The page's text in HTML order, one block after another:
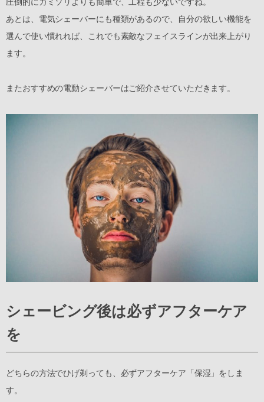
あとは、電気シェーバーにも種類があるので、自分の欲しい機能を
選んで使い慣れれば、これでも素敵なフェイスラインが出来上がり
ます。
またおすすめの電動シェーバーはご紹介させていただきます。
シェービング後は必ずアフターケア
を
どちらの方法でひげ剃っても、必ずアフターケア「保湿」をしま
す。